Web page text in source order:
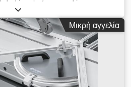
Μικρή αγγελία